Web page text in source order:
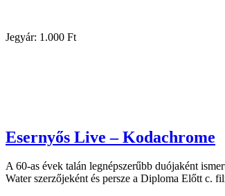
Jegyár: 1.000 Ft
Esernyős Live – Kodachrome
A 60-as évek talán legnépszerűbb duójaként
Water szerzőjeként és persze a Diploma Előtt c.